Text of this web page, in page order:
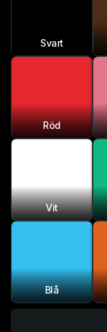
Svart
Röd
Vit
Blå